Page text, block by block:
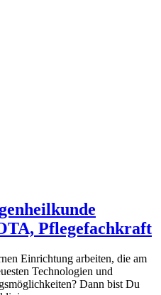
Pflegefachkraft
Einrichtung arbeiten, die am
Technologien und
Dann bist Du